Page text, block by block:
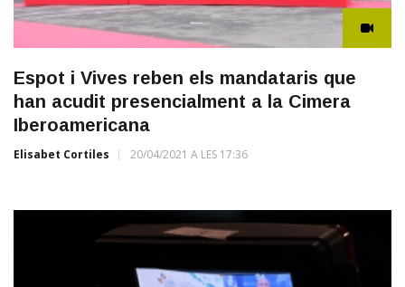
Espot i Vives reben els mandataris que
han acudit presencialment a la Cimera
Iberoamericana
Elisabet Cortiles 20/04/2021 A LES 17:36